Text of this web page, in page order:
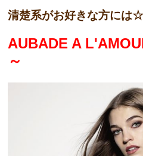
清楚系がお好きな方には
AUBADE A
～